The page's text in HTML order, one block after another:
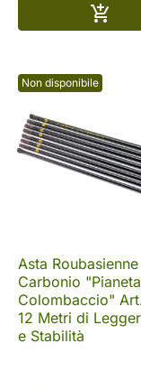

Non disponibile
Asta
Carbonio "Pianeta
Colombaccio"
12 Metri di
e Stabilità